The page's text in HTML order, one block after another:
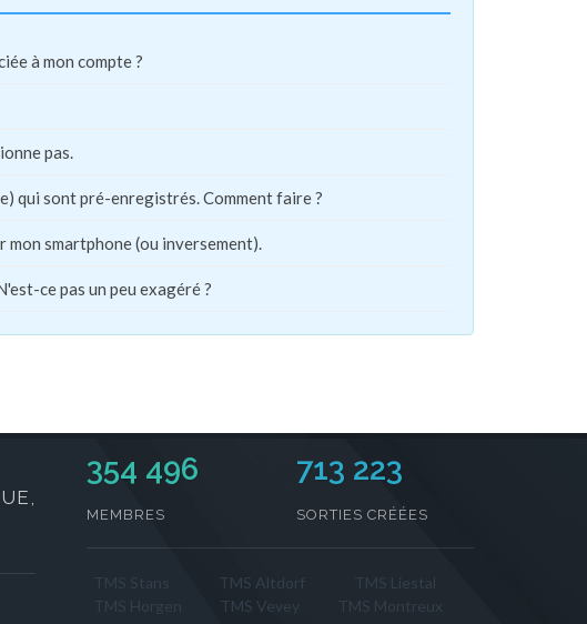
à mon compte ?
pas.
qui sont pré-enregistrés. Comment faire ?
mon smartphone (ou inversement).
ce pas un peu exagéré ?
354 496
MEMBRES
713 223
SORTIES CRÉÉES
TMS Altdorf
TMS Liestal
TMS Vevey
TMS Montreux